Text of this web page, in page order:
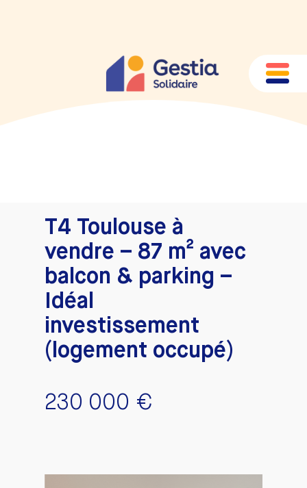
T4 Toulouse à
vendre – 87 m² avec
balcon & parking –
Idéal
investissement
(logement occupé)
230 000 €